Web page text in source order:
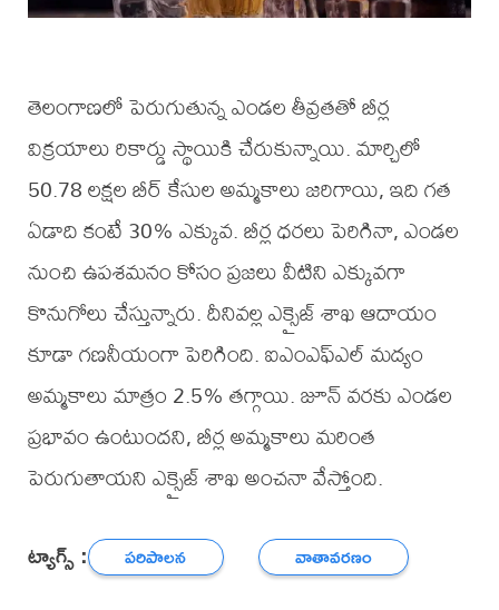
తెలంగాణలో పెరుగుతున్న ఎండల తీవ్రతతో బీర్ల
విక్రయాలు రికార్డు స్థాయికి చేరుకున్నాయి. మార్చిలో
50.78 లక్షల బీర్ కేసుల అమ్మకాలు జరిగాయి, ఇది గత
ఏడాది కంటే 30% ఎక్కువ. బీర్ల ధరలు పెరిగినా, ఎండల
నుంచి ఉపశమనం కోసం ప్రజలు వీటిని ఎక్కువగా
కొనుగోలు చేస్తున్నారు. దీనివల్ల ఎక్సైజ్ శాఖ ఆదాయం
కూడా గణనీయంగా పెరిగింది. ఐఎంఎఫ్ఎల్ మద్యం
అమ్మకాలు మాత్రం 2.5% తగ్గాయి. జూన్ వరకు ఎండల
ప్రభావం ఉంటుందని, బీర్ల అమ్మకాలు మరింత
పెరుగుతాయని ఎక్సైజ్ శాఖ అంచనా వేస్తోంది.
ట్యాగ్స్ : పరిపాలన వాతావరణం